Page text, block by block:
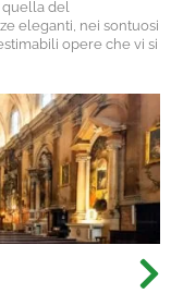
del
eleganti, nei sontuosi
opere che vi si